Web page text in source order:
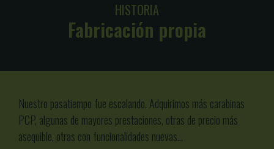
HISTORIA
Fabricación propia
Nuestro pasatiempo fue escalando. Adquirimos más carabinas
PCP, algunas de mayores prestaciones, otras de precio más
asequible, otras con funcionalidades nuevas…